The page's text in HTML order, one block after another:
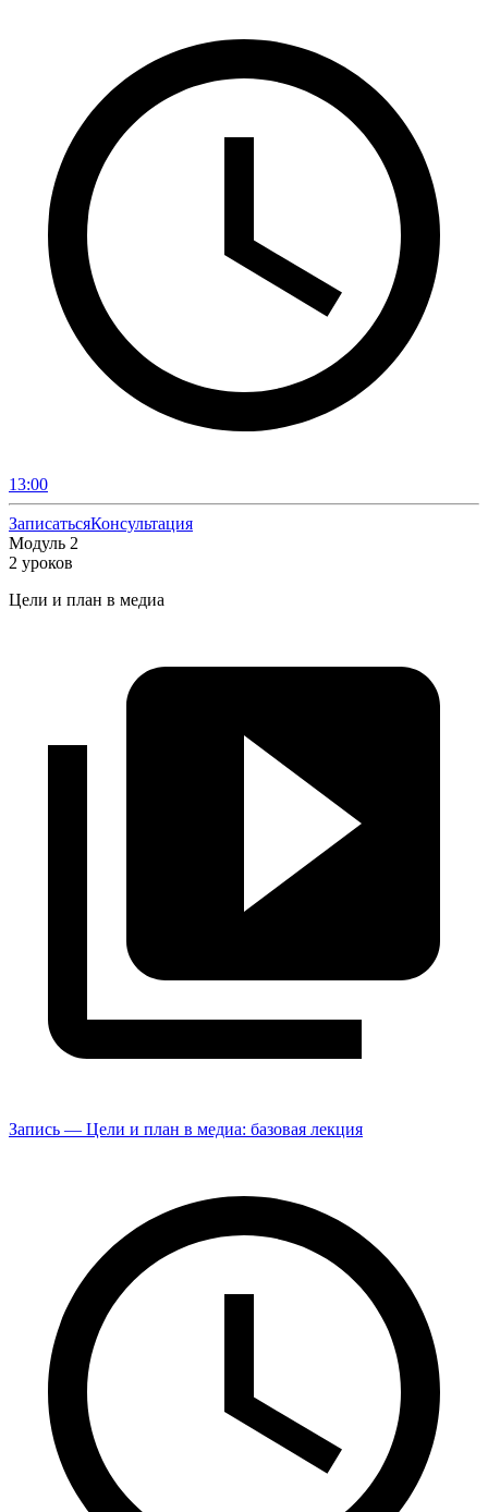
13:00
ЗаписатьсяКонсультация
Модуль 2
2 уроков
Цели и план в медиа
Запись — Цели и план в медиа: базовая лекция